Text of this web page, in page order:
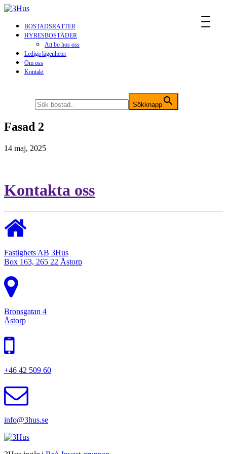
BOSTADSRÄTTER
HYRESBOSTÄDER
Att bo hos oss
Lediga lägenheter
Om oss
Kontakt
Sökknapp
Fasad 2
14 maj, 2025
Kontakta oss
Fastighets AB 3Hus
Box 163, 265 22 Åstorp
Bronsgatan 4
Åstorp
+46 42 509 60
info@3hus.se